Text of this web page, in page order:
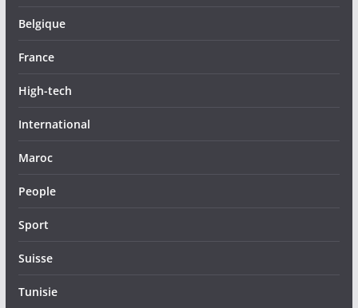
Belgique
France
High-tech
International
Maroc
People
Sport
Suisse
Tunisie